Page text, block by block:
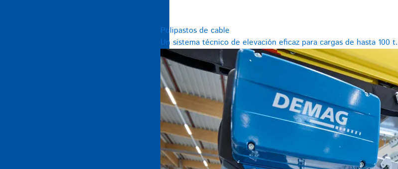
Polipastos de cable
Un sistema técnico de elevación eficaz para cargas de hasta 100 t.